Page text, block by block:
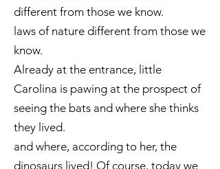
different from those we know.
laws of nature different from those we
know.
Already at the entrance, little
Carolina is pawing at the prospect of
seeing the bats and where she thinks
they lived.
and where, according to her, the
dinosaurs lived! Of course, today we